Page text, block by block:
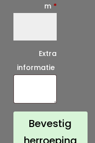
l
)
m *
Extra
informatie
Bevestig